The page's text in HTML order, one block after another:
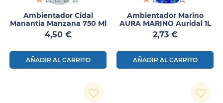
Ambientador Cidal
Manantia Manzana 750 Ml
Precio
4,50 €
AÑADIR AL CARRITO
Ambientador Marino
AURA MARINO Auridal 1L
Precio
2,73 €
AÑADIR AL CARRITO
favorite_border favorite_border